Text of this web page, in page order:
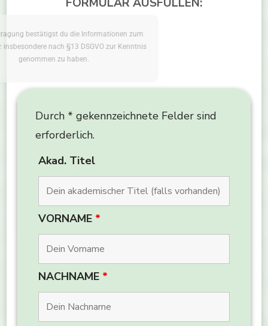
Mit der Eintragung bestätigst du die Informationen zum
Datenschutzinsbesondere nach §13 DSGVO zur Kenntnis
Durch * gekennzeichnete Felder sind
erforderlich.
Akad. Titel
VORNAME *
NACHNAME *